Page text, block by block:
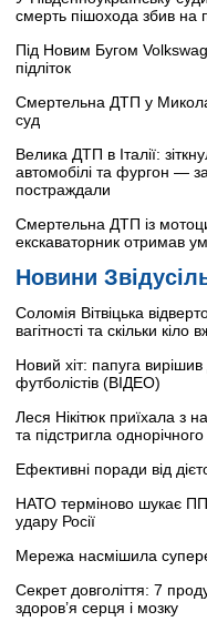
смерть пішохода збив на
Під Новим Бугом
підліток
Смертельна ДТП у
суд
Велика ДТП в Італії:
автомобілі та фургон —
постраждали
Смертельна ДТП із
екскаваторник отримав
Новини
Соломія Вітвіцька
вагітності та скільки кіло
Новий хіт: папуга
футболістів (ВІДЕО)
Леся Нікітюк приїхала з
та підстригла
Ефективні поради від
НАТО терміново шукає
удару Росії
Мережа насмішила
Секрет довголіття: 7
здоров’я серця і мозку